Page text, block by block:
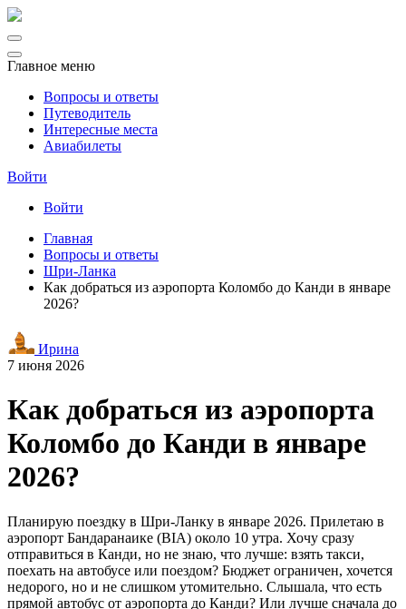
Главное меню
Вопросы и ответы
Путеводитель
Интересные места
Авиабилеты
Войти
Войти
Главная
Вопросы и ответы
Шри-Ланка
Как добраться из аэропорта Коломбо до Канди в январе
2026?
Ирина
7 июня 2026
Как добраться из аэропорта
Коломбо до Канди в январе
2026?
Планирую поездку в Шри-Ланку в январе 2026. Прилетаю в
аэропорт Бандаранаике (BIA) около 10 утра. Хочу сразу
отправиться в Канди, но не знаю, что лучше: взять такси,
поехать на автобусе или поездом? Бюджет ограничен, хочется
недорого, но и не слишком утомительно. Слышала, что есть
прямой автобус от аэропорта до Канди? Или лучше сначала до